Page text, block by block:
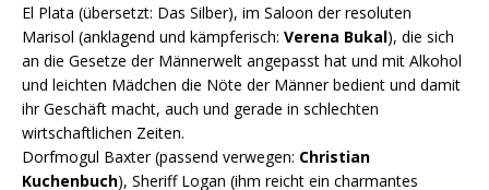
El Plata (übersetzt: Das Silber), im Saloon der resoluten
Marisol (anklagend und kämpferisch: Verena Bukal), die sich
an die Gesetze der Männerwelt angepasst hat und mit Alkohol
und leichten Mädchen die Nöte der Männer bedient und damit
ihr Geschäft macht, auch und gerade in schlechten
wirtschaftlichen Zeiten.
Dorfmogul Baxter (passend verwegen: Christian
Kuchenbuch), Sheriff Logan (ihm reicht ein charmantes